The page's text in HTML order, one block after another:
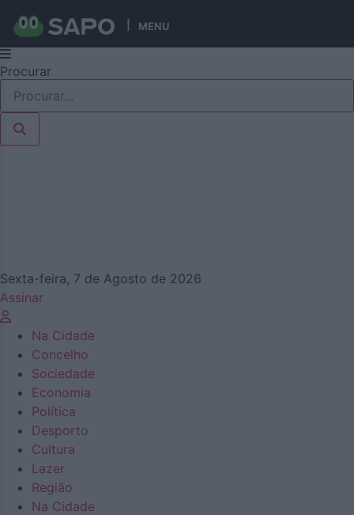
MENU
Pular
para
conteúdo
Procurar
Sexta-feira, 7 de Agosto de 2026
Assinar
Na Cidade
Concelho
Sociedade
Economia
Política
Desporto
Cultura
Lazer
Região
Na Cidade